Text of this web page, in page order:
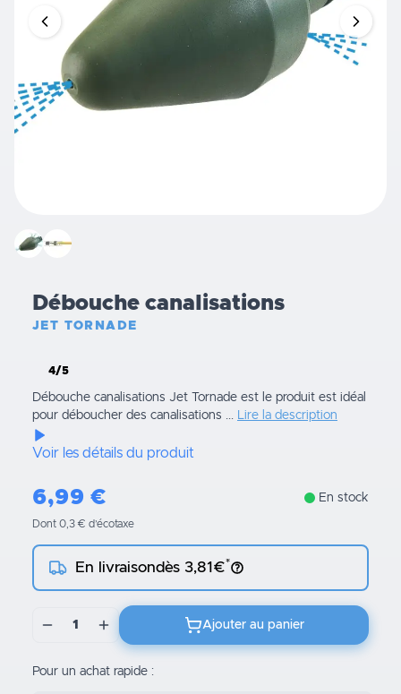
Débouche canalisations
JET TORNADE
4/5
Débouche canalisations Jet Tornade est le produit est idéal
pour déboucher des canalisations ... Lire la description
Voir les détails du produit
6,99 € En stock
Dont 0,3 € d’écotaxe
En livraisondès 3,81€*
1 Ajouter au panier
Pour un achat rapide :